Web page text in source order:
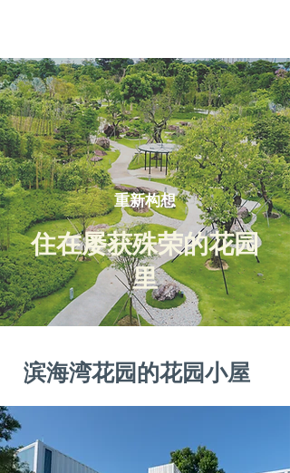
重新构想
住在屡获殊荣的花园
里
滨海湾花园的花园小屋